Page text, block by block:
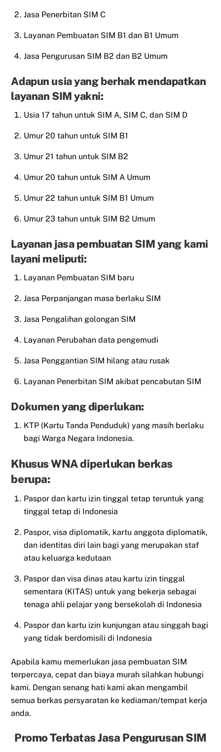
Jasa Penerbitan SIM C
Layanan Pembuatan SIM B1 dan B1 Umum
Jasa Pengurusan SIM B2 dan B2 Umum
Adapun usia yang berhak mendapatkan
layanan SIM yakni:
Usia 17 tahun untuk SIM A, SIM C, dan SIM D
Umur 20 tahun untuk SIM B1
Umur 21 tahun untuk SIM B2
Umur 20 tahun untuk SIM A Umum
Umur 22 tahun untuk SIM B1 Umum
Umur 23 tahun untuk SIM B2 Umum
Layanan jasa pembuatan SIM yang kami
layani meliputi:
Layanan Pembuatan SIM baru
Jasa Perpanjangan masa berlaku SIM
Jasa Pengalihan golongan SIM
Layanan Perubahan data pengemudi
Jasa Penggantian SIM hilang atau rusak
Layanan Penerbitan SIM akibat pencabutan SIM
Dokumen yang diperlukan:
KTP (Kartu Tanda Penduduk) yang masih berlaku
bagi Warga Negara Indonesia.
Khusus WNA diperlukan berkas
berupa:
Paspor dan kartu izin tinggal tetap teruntuk yang
tinggal tetap di Indonesia
Paspor, visa diplomatik, kartu anggota diplomatik,
dan identitas diri lain bagi yang merupakan staf
atau keluarga kedutaan
Paspor dan visa dinas atau kartu izin tinggal
sementara (KITAS) untuk yang bekerja sebagai
tenaga ahli pelajar yang bersekolah di Indonesia
Paspor dan kartu izin kunjungan atau singgah bagi
yang tidak berdomisili di Indonesia
Apabila kamu memerlukan jasa pembuatan SIM
terpercaya, cepat dan biaya murah silahkan hubungi
kami. Dengan senang hati kami akan mengambil
semua berkas persyaratan ke kediaman/tempat kerja
anda.
Promo Terbatas Jasa Pengurusan SIM